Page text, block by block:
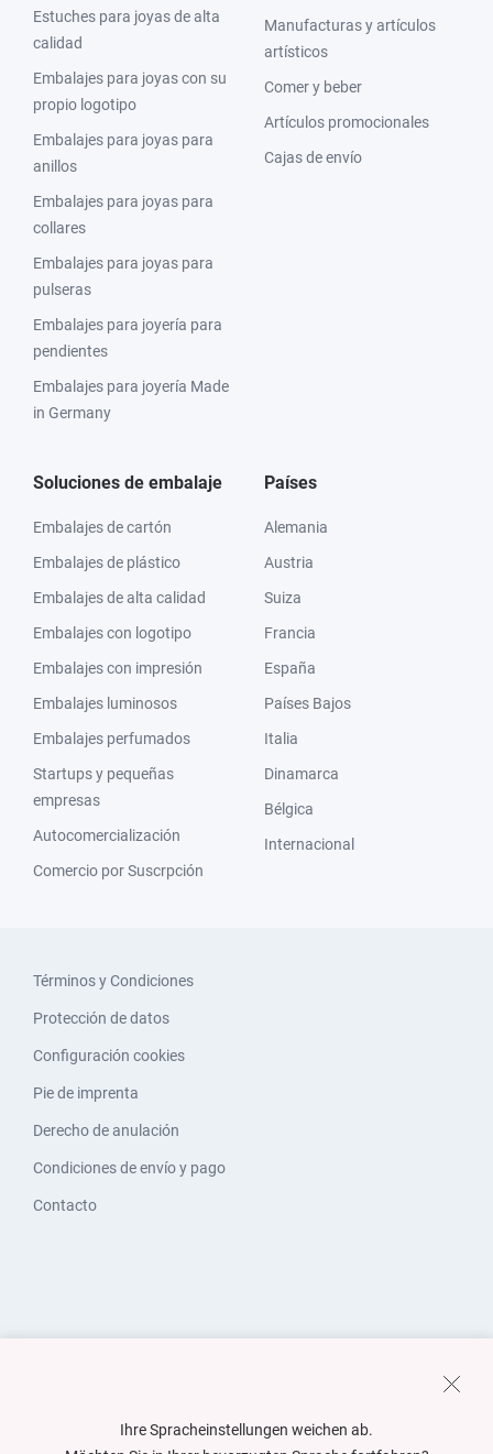
Estuches para joyas de alta
calidad
Embalajes para joyas con su
propio logotipo
Embalajes para joyas para
anillos
Embalajes para joyas para
collares
Embalajes para joyas para
pulseras
Embalajes para joyería para
pendientes
Embalajes para joyería Made
in Germany
Manufacturas y artículos
artísticos
Comer y beber
Artículos promocionales
Cajas de envío
Soluciones de embalaje
Embalajes de cartón
Embalajes de plástico
Embalajes de alta calidad
Embalajes con logotipo
Embalajes con impresión
Embalajes luminosos
Embalajes perfumados
Startups y pequeñas
empresas
Autocomercialización
Comercio por Suscrpción
Países
Alemania
Austria
Suiza
Francia
España
Países Bajos
Italia
Dinamarca
Bélgica
Internacional
Términos y Condiciones
Protección de datos
Configuración cookies
Pie de imprenta
Derecho de anulación
Condiciones de envío y pago
Contacto
Ihre Spracheinstellungen weichen ab.